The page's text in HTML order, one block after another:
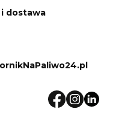
i dostawa